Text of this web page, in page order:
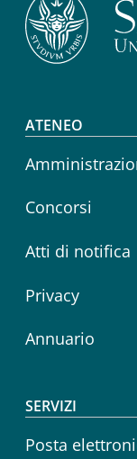
Footer
ATENEO
Concorsi
Atti di notifica
Privacy
Annuario
SERVIZI
Posta